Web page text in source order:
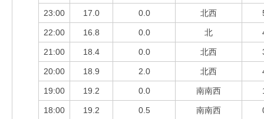
23:00 17.0 0.0 北西
22:00 16.8 0.0 北
21:00 18.4 0.0 北西
20:00 18.9 2.0 北西
19:00 19.2 0.0 南南西
18:00 19.2 0.5 南南西